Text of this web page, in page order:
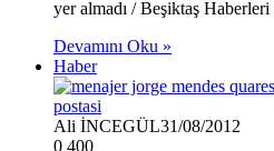
yer almadı / Beşiktaş Haberleri
Devamını Oku »
Haber
Ali İNCEGÜL31/08/2012
0 400